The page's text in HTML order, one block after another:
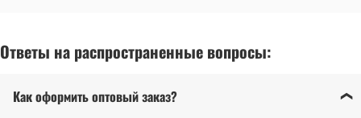
Ответы на распространенные вопросы:
Как оформить оптовый заказ?